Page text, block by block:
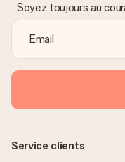
Soyez toujours au
Service clients